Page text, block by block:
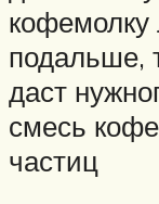
кофемолку
подальше,
даст
смесь
частиц